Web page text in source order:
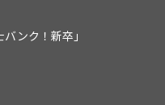
ンク！新卒」